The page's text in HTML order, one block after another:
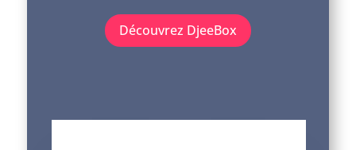
Découvrez DjeeBox